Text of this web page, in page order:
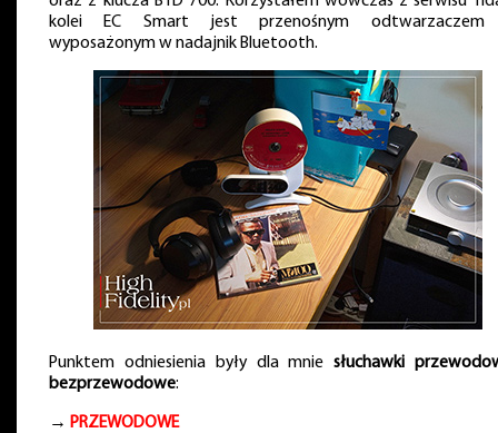
kolei EC Smart jest przenośnym odtwarzaczem
wyposażonym w nadajnik Bluetooth.
Punktem odniesienia były dla mniesłuchawki
bezprzewodowe:
→ PRZEWODOWE